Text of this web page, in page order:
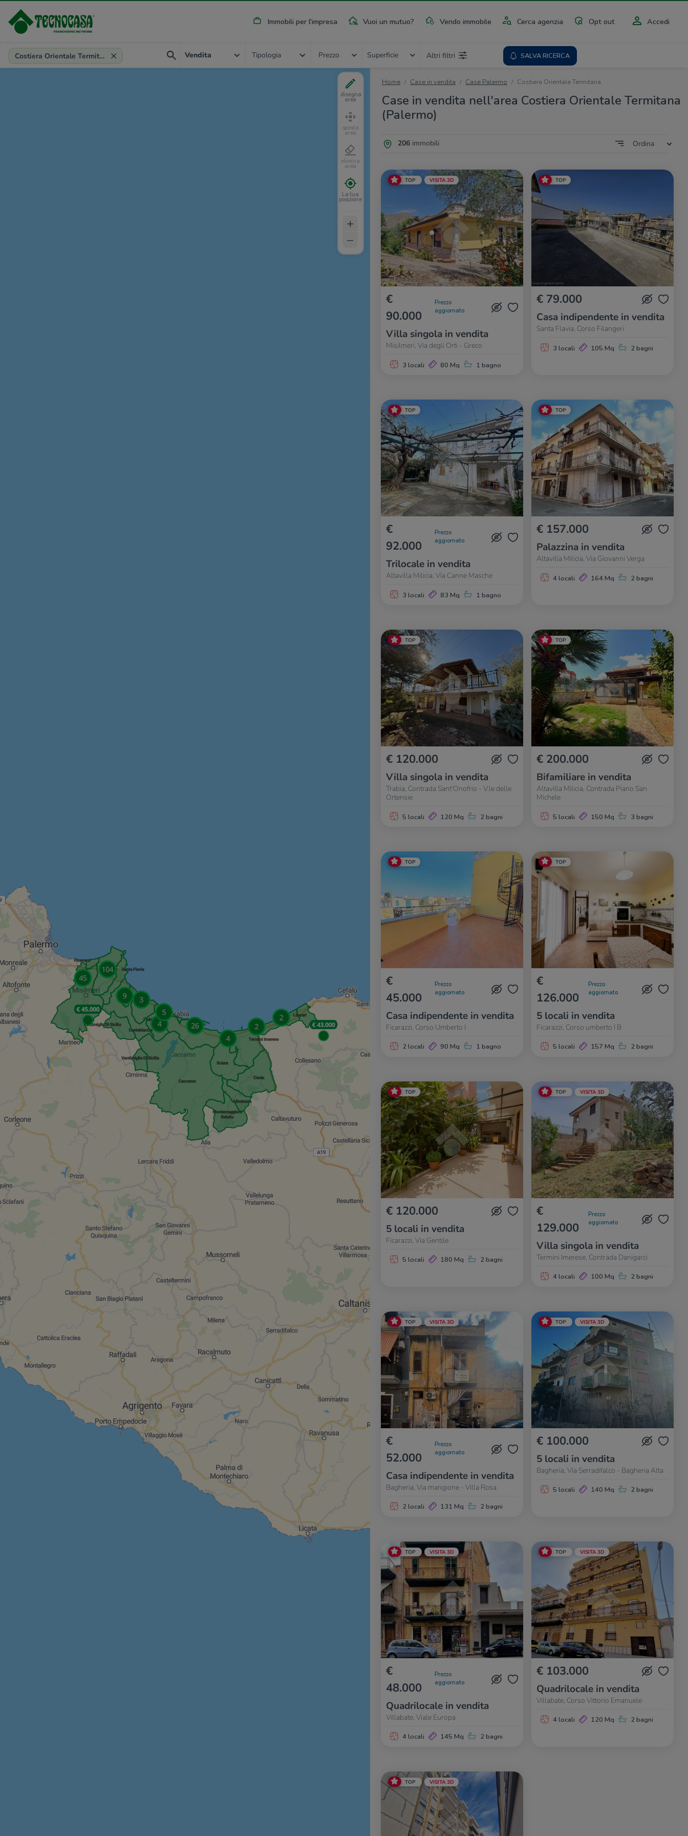
Immobili per l'impresa Vuoi un mutuo? Vendo immobile Cerca agenzia Opt out Accedi
Provincia, comune, zona, riferimento
Costiera Orientale Termitana (Palermo) Vendita Tipologia Prezzo Superficie Altri filtri SALVA RICERCA
Home Case in vendita Case Palermo Costiera Orientale Termitana
Case in vendita nell'area Costiera Orientale Termitana
(Palermo)
206immobili Ordina
TOP VISITA 3D
€
90.000
Prezzo
aggiornato
Villa singola in vendita
Misilmeri, Via degli Orti - Greco
3 locali 80 Mq 1 bagno
TOP
€ 79.000
Casa indipendente in vendita
Santa Flavia, Corso Filangeri
3 locali 105 Mq 2 bagni
TOP
€
92.000
Prezzo
aggiornato
Trilocale in vendita
Altavilla Milicia, Via Canne Masche
3 locali 83 Mq 1 bagno
TOP
€ 157.000
Palazzina in vendita
Altavilla Milicia, Via Giovanni Verga
4 locali 164 Mq 2 bagni
TOP
€ 120.000
Villa singola in vendita
Trabia, Contrada Sant'Onofrio - V.le delle
Ortensie
5 locali 120 Mq 2 bagni
TOP
€ 200.000
Bifamiliare in vendita
Altavilla Milicia, Contrada Piano San
Michele
5 locali 150 Mq 3 bagni
TOP
€
45.000
Prezzo
aggiornato
Casa indipendente in vendita
Ficarazzi, Corso Umberto I
2 locali 90 Mq 1 bagno
TOP
€
126.000
Prezzo
aggiornato
5 locali in vendita
Ficarazzi, Corso umberto I B
5 locali 157 Mq 2 bagni
TOP
€ 120.000
5 locali in vendita
Ficarazzi, Via Gentile
5 locali 180 Mq 2 bagni
TOP VISITA 3D
€
129.000
Prezzo
aggiornato
Villa singola in vendita
Termini Imerese, Contrada Danigarci
4 locali 100 Mq 2 bagni
TOP VISITA 3D
€
52.000
Prezzo
aggiornato
Casa indipendente in vendita
Bagheria, Via mangione - Villa Rosa
2 locali 131 Mq 2 bagni
TOP VISITA 3D
€ 100.000
5 locali in vendita
Bagheria, Via Serradifalco - Bagheria Alta
5 locali 140 Mq 2 bagni
TOP VISITA 3D
€
48.000
Prezzo
aggiornato
Quadrilocale in vendita
Villabate, Viale Europa
4 locali 145 Mq 2 bagni
TOP VISITA 3D
€ 103.000
Quadrilocale in vendita
Villabate, Corso Vittorio Emanuele
4 locali 120 Mq 2 bagni
TOP VISITA 3D
disegna
area
sposta
area
elimina
area
La tua
posizione
+
–